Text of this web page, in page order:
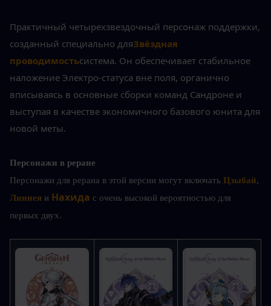
Практичный четырехзвездочный персонаж поддержки,
созданный специально дляЗвёздная
проводимостьсистема. Он обеспечивает стабильное
наложение Электро-статуса вне поля, органично
вписываясь в основные сборки команд Сандроне и
выступая в качестве экономичного базового юнита для
новой меты.
Персонажи в реране
Персонажи для рерана в этой версии могут включать Цзыбай
Линнея и Нахида с очень высокой вероятностью для
первых двух.